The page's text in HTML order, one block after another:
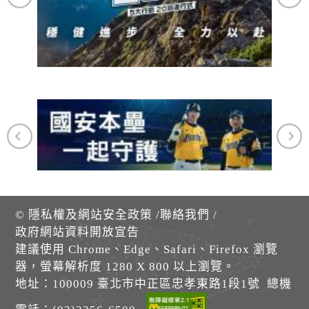
© 隱私權及網站安全政策 /聯絡我們 /
政府網站資料開放宣告
建議使用 Chrome、Edge、Safari、Firefox 瀏覽
器，螢幕解析度 1280 X 800 以上瀏覽。
地址：100009 臺北市中正區忠孝東路1段1號 總機